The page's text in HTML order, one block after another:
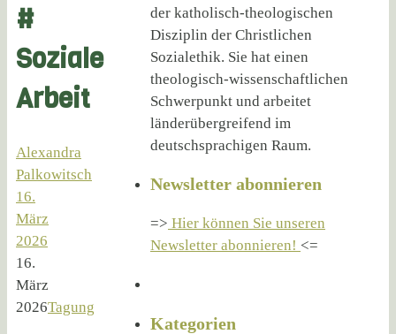
#
Soziale
Arbeit
Alexandra
Palkowitsch
16.
März
2026
16.
März
2026Tagung
der katholisch-theologischen
Disziplin der Christlichen
Sozialethik. Sie hat einen
theologisch-wissenschaftlichen
Schwerpunkt und arbeitet
länderübergreifend im
deutschsprachigen Raum.
Newsletter abonnieren
=> Hier können Sie unseren
Newsletter abonnieren! <=
Kategorien